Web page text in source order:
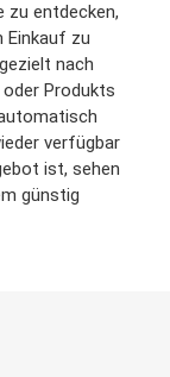
zu entdecken,
Einkauf zu
nach
Produkts
verfügbar
ist, sehen
günstig